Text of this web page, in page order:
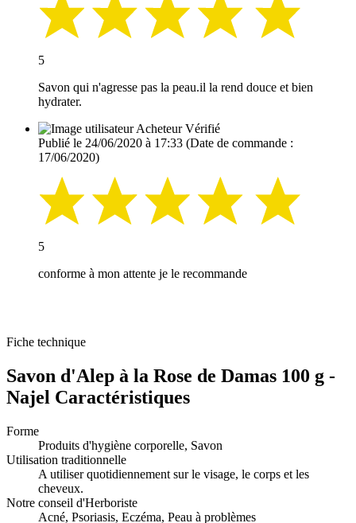
5
Savon qui n'agresse pas la peau.il la rend douce et bien
hydrater.
Acheteur Vérifié
Publié le 24/06/2020 à 17:33 (Date de commande :
17/06/2020)
5
conforme à mon attente je le recommande
Fiche technique
Savon d'Alep à la Rose de Damas 100 g -
Najel Caractéristiques
Forme
Produits d'hygiène corporelle, Savon
Utilisation traditionnelle
A utiliser quotidiennement sur le visage, le corps et les
cheveux.
Notre conseil d'Herboriste
Acné, Psoriasis, Eczéma, Peau à problèmes